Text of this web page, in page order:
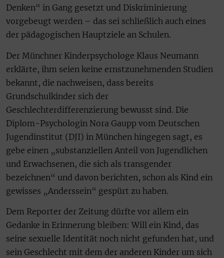
Denken“ in Gang gesetzt und Diskriminierung
vorgebeugt werden – das sei schließlich auch eines
der pädagogischen Hauptziele an Schulen.
Der Münchner Kinderpsychologe Klaus Neumann
erklärte, ihm seien keine ernstzunehmenden Studien
bekannt, die nachweisen, dass bereits
Grundschulkinder sich der
Geschlechterdifferenzierung bewusst sind. Die
Diplom-Psychologin Nora Gaupp vom Deutschen
Jugendinstitut (DJI) in München hingegen sagt, es
gebe einen „substanziellen Anteil von Jugendlichen
und Erwachsenen, die sich als transgender
bezeichnen“ und davon berichten, schon als Kind ein
gewisses „Anderssein“ gespürt zu haben.
Dem Reporter der Zeitung dürfte vor allem ein
Gedanke in Erinnerung bleiben: Will ein Kind, das
seine sexuelle Identität noch nicht gefunden hat, und
sein Geschlecht mit dem der anderen Kinder um sich